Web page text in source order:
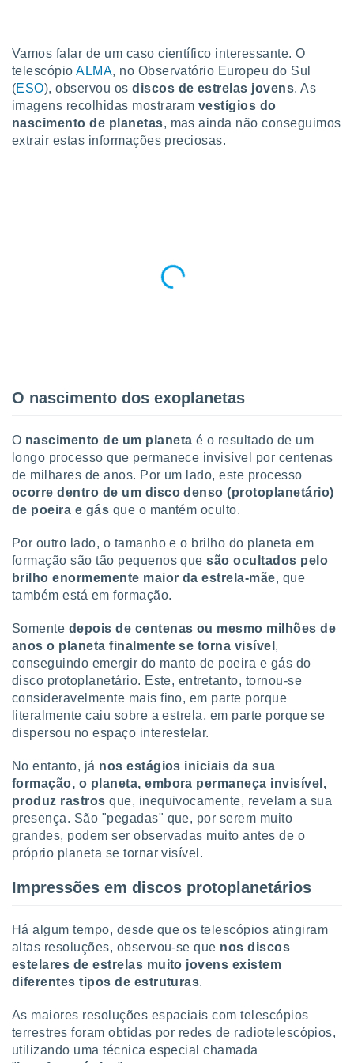
com
Pode
na nossa
e
a
site
de que
para
não
o
ou
Pode
de
ao
através
nós e
únicos
para
e
como a
este sitio
IP e
de
possam
seus
com
Vamos falar de um caso científico interessante. O
telescópioALMA, no Observatório Europeu do Sul
(ESO), observou osdiscos de estrelas jovens. As
imagens recolhidas mostraram vestígios do
nascimento de planetas, mas ainda não conseguimos
extrair estas informações preciosas.
O nascimento dos exoplanetas
O nascimento de um planeta é o resultado de um
longo processo que permanece invisível por centenas
de milhares de anos. Por um lado, este processo
ocorre dentro de um disco denso (protoplanetário)
de poeira e gás que o mantém oculto.
Por outro lado, o tamanho e o brilho do planeta em
formação são tão pequenos quesão ocultados pelo
brilho enormemente maior da estrela-mãe, que
também está em formação.
Somente depois de centenas ou mesmo milhões de
anos o planeta finalmente se torna visível ,
conseguindo emergir do manto de poeira e gás do
disco protoplanetário. Este, entretanto, tornou-se
consideravelmente mais fino, em parte porque
literalmente caiu sobre a estrela, em parte porque se
dispersou no espaço interestelar.
No entanto, já nos estágios iniciais da sua
formação, o planeta, embora permaneça invisível,
produz rastrosque, inequivocamente, revelam a sua
presença. São "pegadas" que, por serem muito
grandes, podem ser observadas muito antes de o
próprio planeta se tornar visível.
Impressões em discos protoplanetários
Há algum tempo, desde que os telescópios atingiram
altas resoluções, observou-se que nos discos
estelares de estrelas muito jovens existem
diferentes tipos de estruturas.
As maiores resoluções espaciais com telescópios
terrestres foram obtidas por redes de radiotelescópios,
utilizando uma técnica especial chamada